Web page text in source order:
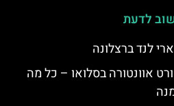
לדעת
לנד ברצלונה
אוונטורה בסלואו – כל מה